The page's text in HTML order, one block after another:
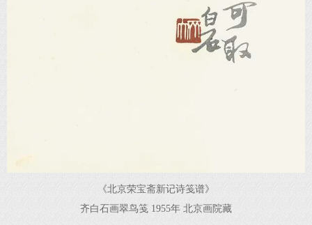
《北京荣宝斋新记诗笺谱》
齐白石画翠鸟笺 1955年 北京画院藏